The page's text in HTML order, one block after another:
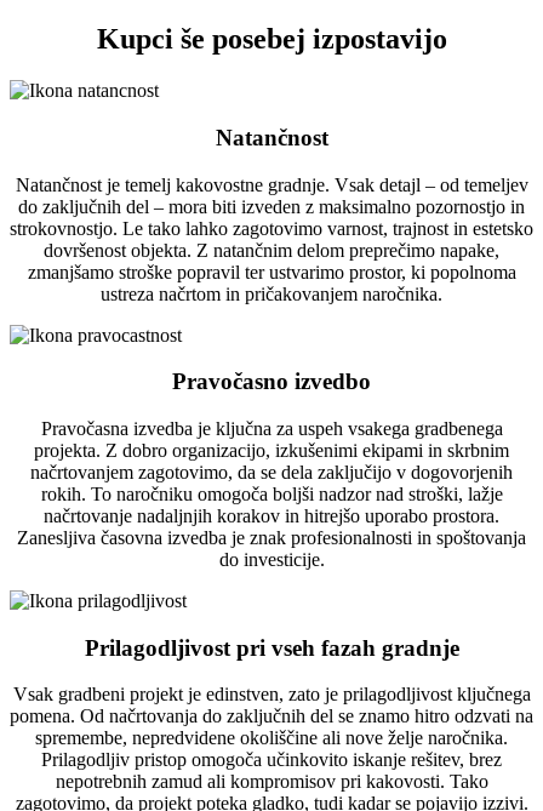
Kupci še posebej izpostavijo
Natančnost
Natančnost je temelj kakovostne gradnje. Vsak detajl – od temeljev
do zaključnih del – mora biti izveden z maksimalno pozornostjo in
strokovnostjo. Le tako lahko zagotovimo varnost, trajnost in estetsko
dovršenost objekta. Z natančnim delom preprečimo napake,
zmanjšamo stroške popravil ter ustvarimo prostor, ki popolnoma
ustreza načrtom in pričakovanjem naročnika.
Pravočasno izvedbo
Pravočasna izvedba je ključna za uspeh vsakega gradbenega
projekta. Z dobro organizacijo, izkušenimi ekipami in skrbnim
načrtovanjem zagotovimo, da se dela zaključijo v dogovorjenih
rokih. To naročniku omogoča boljši nadzor nad stroški, lažje
načrtovanje nadaljnjih korakov in hitrejšo uporabo prostora.
Zanesljiva časovna izvedba je znak profesionalnosti in spoštovanja
do investicije.
Prilagodljivost pri vseh fazah gradnje
Vsak gradbeni projekt je edinstven, zato je prilagodljivost ključnega
pomena. Od načrtovanja do zaključnih del se znamo hitro odzvati na
spremembe, nepredvidene okoliščine ali nove želje naročnika.
Prilagodljiv pristop omogoča učinkovito iskanje rešitev, brez
nepotrebnih zamud ali kompromisov pri kakovosti. Tako
zagotovimo, da projekt poteka gladko, tudi kadar se pojavijo izzivi.